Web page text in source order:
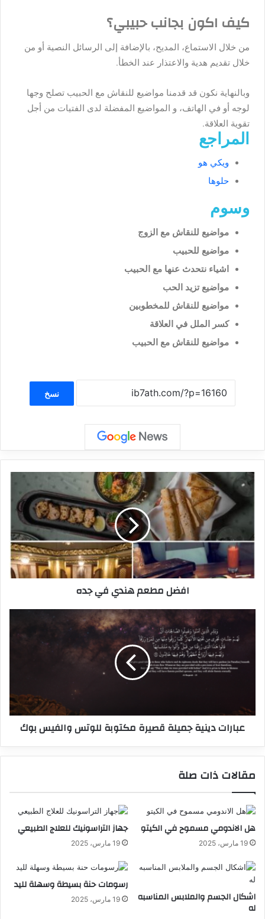
كيف اكون بجانب حبيبي؟
من خلال الاستماع، المديح، بالإضافة إلى الرسائل النصية أو من
خلال تقديم هدية والاعتذار عند الخطأ.
وبالنهاية نكون قد قدمنا مواضيع للنقاش مع الحبيب تصلح وجها
لوجه أو في الهاتف، و المواضيع المفضلة لدى الفتيات من أجل
تقوية العلاقة.
المراجع
ويكي هو
حلوها
وسوم
مواضيع للنقاش مع الزوج
مواضيع للحبيب
اشياء نتحدث عنها مع الحبيب
مواضيع تزيد الحب
مواضيع للنقاش للمخطوبين
كسر الملل في العلاقة
مواضيع للنقاش مع الحبيب
نسخ
افضل مطعم هندي في جده
عبارات دينية جميلة قصيرة مكتوبة للوتس والفيس بوك
مقالات ذات صلة
هل الاندومي مسموح في الكيتو
19 مارس، 2025
جهاز التراسونيك للعلاج الطبيعي
19 مارس، 2025
اشكال الجسم والملابس المناسبه
له
رسومات حنة بسيطة وسهلة لليد
19 مارس، 2025